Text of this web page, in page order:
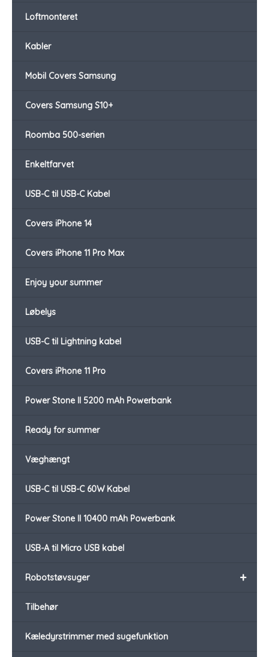
Loftmonteret
Kabler
Mobil Covers Samsung
Covers Samsung S10+
Roomba 500-serien
Enkeltfarvet
USB-C til USB-C Kabel
Covers iPhone 14
Covers iPhone 11 Pro Max
Enjoy your summer
Løbelys
USB-C til Lightning kabel
Covers iPhone 11 Pro
Power Stone II 5200 mAh Powerbank
Ready for summer
Væghængt
USB-C til USB-C 60W Kabel
Power Stone II 10400 mAh Powerbank
USB-A til Micro USB kabel
+
Robotstøvsuger
Tilbehør
Kæledyrstrimmer med sugefunktion